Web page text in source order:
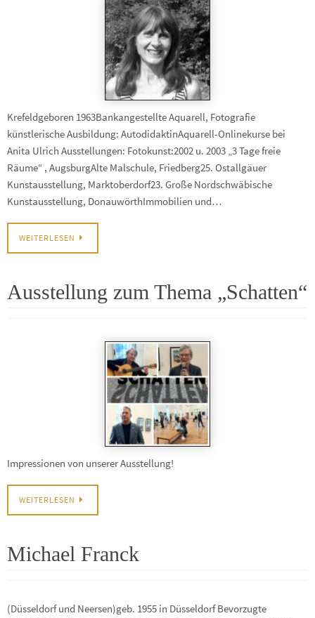
Krefeldgeboren 1963Bankangestellte Aquarell, Fotografie
künstlerische Ausbildung: AutodidaktinAquarell-Onlinekurse bei
Anita Ulrich Ausstellungen: Fotokunst:2002 u. 2003 „3 Tage freie
Räume“ , AugsburgAlte Malschule, Friedberg25. Ostallgäuer
Kunstausstellung, Marktoberdorf23. Große Nordschwäbische
Kunstausstellung, DonauwörthImmobilien und…
WEITERLESEN
Ausstellung zum Thema „Schatten“
Impressionen von unserer Ausstellung!
WEITERLESEN
Michael Franck
(Düsseldorf und Neersen)geb. 1955 in Düsseldorf Bevorzugte